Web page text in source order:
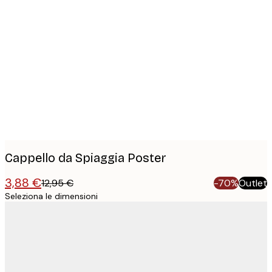
Cappello da Spiaggia Poster
3,88 €12,95 € -70%Outlet
Seleziona le dimensioni